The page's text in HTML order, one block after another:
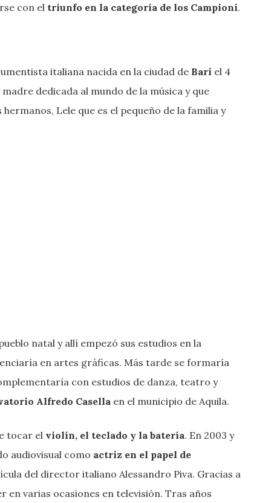
con el triunfo en la categoría de los Campioni.
italiana nacida en la ciudad de Bari el 4
dedicada al mundo de la música y que
Lele que es el pequeño de la familia y
natal y allí empezó sus estudios en la
en artes gráficas. Más tarde se formaría
con estudios de danza, teatro y
Alfredo Casella en el municipio de Aquila.
tocar el violín, el teclado y la batería. En 2003 y
audiovisual como actriz en el papel de
del director italiano Alessandro Piva. Gracias a
varias ocasiones en televisión. Tras años